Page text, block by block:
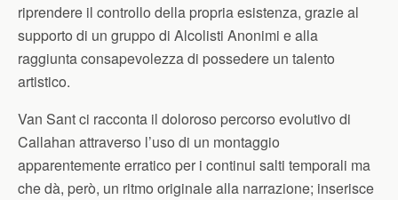
riprendere il controllo della propria esistenza, grazie al
supporto di un gruppo di Alcolisti Anonimi e alla
raggiunta consapevolezza di possedere un talento
artistico.
Van Sant ci racconta il doloroso percorso evolutivo di
Callahan attraverso l’uso di un montaggio
apparentemente erratico per i continui salti temporali ma
che dà, però, un ritmo originale alla narrazione; inserisce